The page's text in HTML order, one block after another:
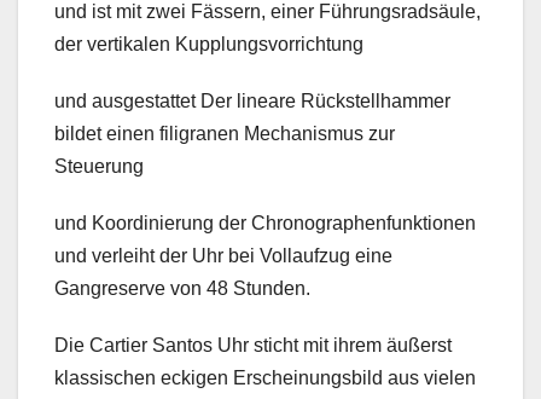
und ist mit zwei Fässern, einer Führungsradsäule,
der vertikalen Kupplungsvorrichtung
und ausgestattet Der lineare Rückstellhammer
bildet einen filigranen Mechanismus zur
Steuerung
und Koordinierung der Chronographenfunktionen
und verleiht der Uhr bei Vollaufzug eine
Gangreserve von 48 Stunden.
Die Cartier Santos Uhr sticht mit ihrem äußerst
klassischen eckigen Erscheinungsbild aus vielen